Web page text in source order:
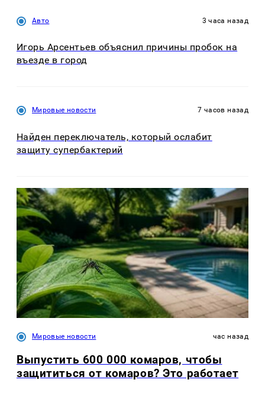
Авто 3 часа назад
Игорь Арсентьев объяснил причины пробок на
въезде в город
Мировые новости 7 часов назад
Найден переключатель, который ослабит
защиту супербактерий
Мировые новости час назад
Выпустить 600 000 комаров, чтобы
защититься от комаров? Это работает